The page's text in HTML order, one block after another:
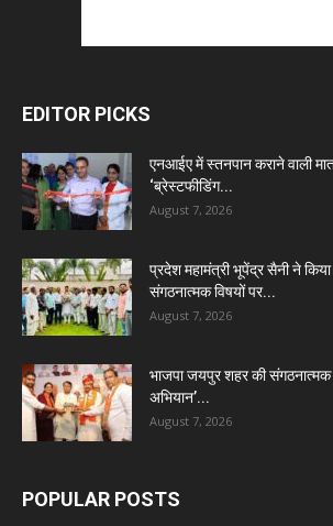
EDITOR PICKS
एनआईए में स्तनपान कराने वाली
‘ब्रेस्टफीडिंग...
August 7, 2026
प्रदेश महामंत्री भूपेंद्र सैनी ने
संगठनात्मक विषयों पर...
August 7, 2026
भाजपा जयपुर शहर की संगठनात्मक
अभियान’...
August 7, 2026
POPULAR POSTS